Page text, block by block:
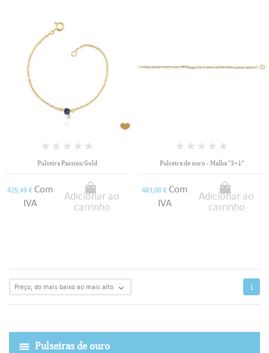
Pulseiras de ouro
Pulseira Passion Gold
425,49 € Com
IVA
Adicionar ao
carrinho
Pulseira de ouro - Malha "3+1"
483,00 € Com
IVA
Adicionar ao
carrinho
Preço, do mais baixo ao mais alto  1